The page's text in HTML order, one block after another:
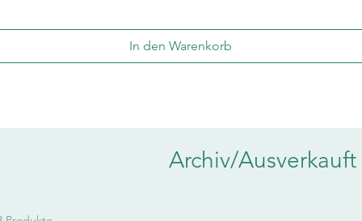
In den Warenkorb
Archiv/Ausverkauft